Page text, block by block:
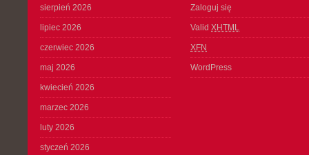
sierpień 2026
lipiec 2026
czerwiec 2026
maj 2026
kwiecień 2026
marzec 2026
luty 2026
styczeń 2026
Zaloguj się
Valid XHTML
XFN
WordPress